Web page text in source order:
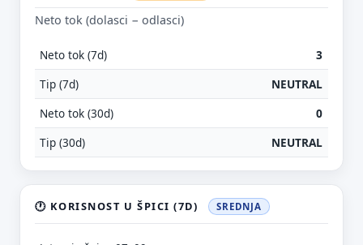
Neto tok (dolasci − odlasci)
Neto tok (7d)
3
Tip (7d)
NEUTRAL
Neto tok (30d)
0
Tip (30d)
NEUTRAL
🕐 KORISNOST U ŠPICI (7D) SREDNJA